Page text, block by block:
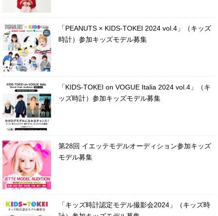
「PEANUTS × KIDS-TOKEI 2024 vol.4」（キッズ
時計）参加キッズモデル募集
「KIDS-TOKEI on VOGUE Italia 2024 vol.4」（キ
ッズ時計）参加キッズモデル募集
第28回 イエッテモデルオーディション参加キッズ
モデル募集
「キッズ時計認定モデル撮影会2024」（キッズ時